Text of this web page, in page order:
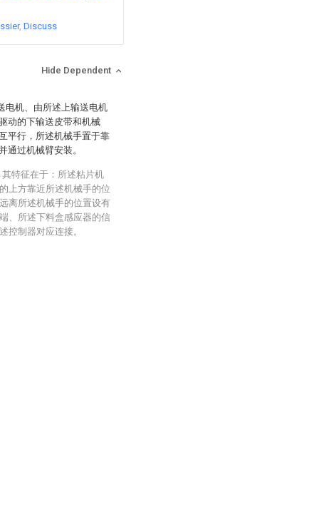
Discuss
Hide Dependent
电机、由所述上输送电机
动的下输送皮带和机械
平行，所述机械手置于靠
通过机械臂安装。
特征在于：所述粘片机
上方靠近所述机械手的位
离所述机械手的位置设有
、所述下料盒感应器的信
控制器对应连接。